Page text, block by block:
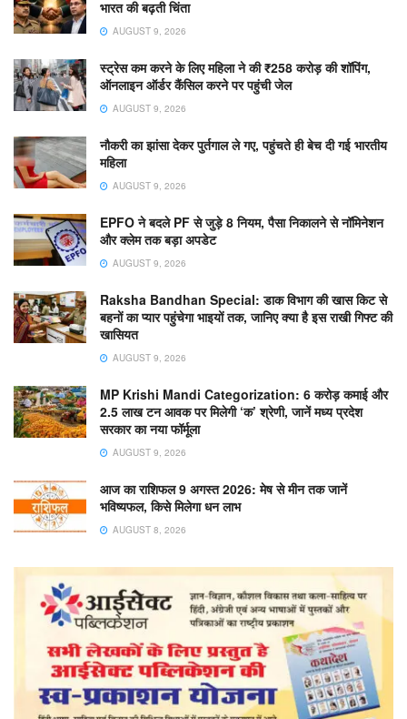
भारत की बढ़ती चिंता
AUGUST 9, 2026
स्ट्रेस कम करने के लिए महिला ने की ₹258 करोड़ की शॉपिंग,
ऑनलाइन ऑर्डर कैंसिल करने पर पहुंची जेल
AUGUST 9, 2026
नौकरी का झांसा देकर पुर्तगाल ले गए, पहुंचते ही बेच दी गई भारतीय
महिला
AUGUST 9, 2026
EPFO ने बदले PF से जुड़े 8 नियम, पैसा निकालने से नॉमिनेशन
और क्लेम तक बड़ा अपडेट
AUGUST 9, 2026
Raksha Bandhan Special: डाक विभाग की खास किट से
बहनों का प्यार पहुंचेगा भाइयों तक, जानिए क्या है इस राखी गिफ्ट की
खासियत
AUGUST 9, 2026
MP Krishi Mandi Categorization: 6 करोड़ कमाई और
2.5 लाख टन आवक पर मिलेगी ‘क’ श्रेणी, जानें मध्य प्रदेश
सरकार का नया फॉर्मूला
AUGUST 9, 2026
आज का राशिफल 9 अगस्त 2026: मेष से मीन तक जानें
भविष्यफल, किसे मिलेगा धन लाभ
AUGUST 8, 2026